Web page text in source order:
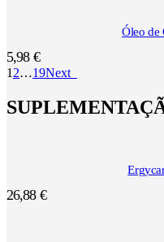
Óleo de
5,98 €
1 2…19Next
26,88 €